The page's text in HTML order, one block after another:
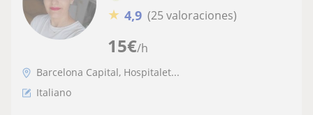
15€/h
★ 4,9 (25 valoraciones)
Barcelona Capital, Hospitalet...
Italiano